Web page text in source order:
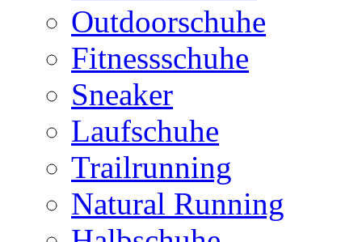
Outdoorschuhe
Fitnessschuhe
Sneaker
Laufschuhe
Trailrunning
Natural Running